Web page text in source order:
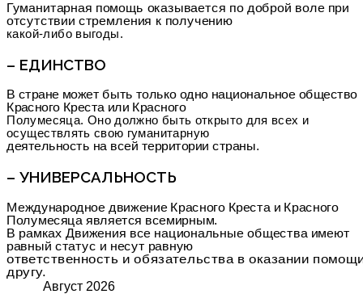
Гуманитарная помощь оказывается по доброй воле при
отсутствии стремления к получению
какой-либо выгоды.
– ЕДИНСТВО
В стране может быть только одно национальное общество
Красного Креста или Красного
Полумесяца. Оно должно быть открыто для всех и
осуществлять свою гуманитарную
деятельность на всей территории страны.
– УНИВЕРСАЛЬНОСТЬ
Международное движение Красного Креста и Красного
Полумесяца является всемирным.
В рамках Движения все национальные общества имеют
равный статус и несут равную
ответственность и обязательства в оказании
другу.
Август 2026